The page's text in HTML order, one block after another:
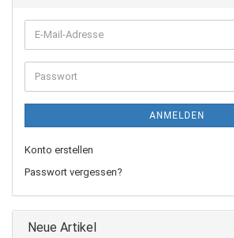
E-
Mail-
Adresse
Passwort
ANMELDEN
Konto erstellen
Passwort vergessen?
Neue Artikel